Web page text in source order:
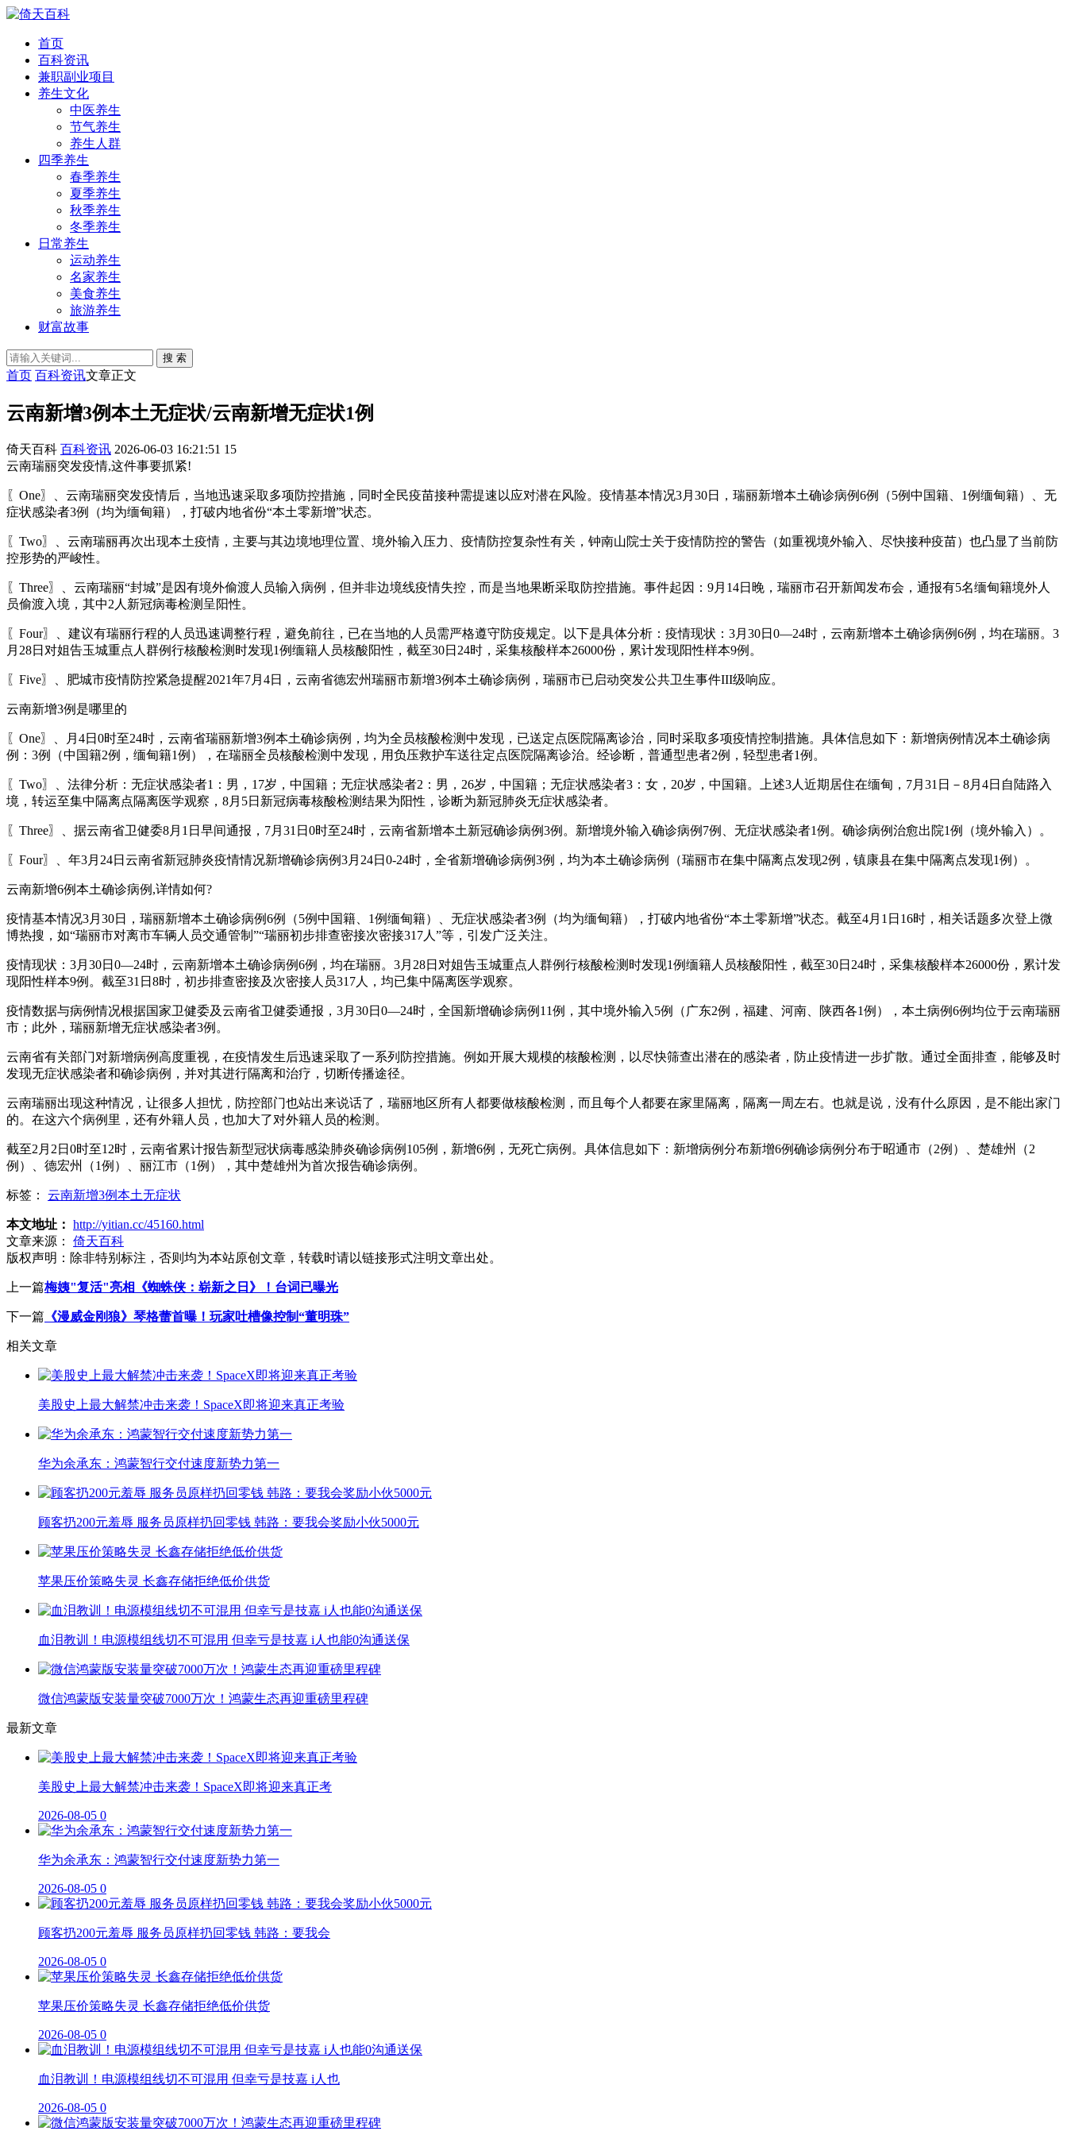
首页
百科资讯
兼职副业项目
养生文化
中医养生
节气养生
养生人群
四季养生
春季养生
夏季养生
秋季养生
冬季养生
日常养生
运动养生
名家养生
美食养生
旅游养生
财富故事
搜 索
首页 百科资讯文章正文
云南新增3例本土无症状/云南新增无症状1例
倚天百科 百科资讯 2026-06-03 16:21:51 15
云南瑞丽突发疫情,这件事要抓紧!
〖One〗、云南瑞丽突发疫情后，当地迅速采取多项防控措施，同时全民疫苗接种需提速以应对潜在风险。疫情基本情况3月30日，瑞丽新增本土确诊病例6例（5例中国籍、1例缅甸籍）、无
症状感染者3例（均为缅甸籍），打破内地省份“本土零新增”状态。
〖Two〗、云南瑞丽再次出现本土疫情，主要与其边境地理位置、境外输入压力、疫情防控复杂性有关，钟南山院士关于疫情防控的警告（如重视境外输入、尽快接种疫苗）也凸显了当前防
控形势的严峻性。
〖Three〗、云南瑞丽“封城”是因有境外偷渡人员输入病例，但并非边境线疫情失控，而是当地果断采取防控措施。事件起因：9月14日晚，瑞丽市召开新闻发布会，通报有5名缅甸籍境外人
员偷渡入境，其中2人新冠病毒检测呈阳性。
〖Four〗、建议有瑞丽行程的人员迅速调整行程，避免前往，已在当地的人员需严格遵守防疫规定。以下是具体分析：疫情现状：3月30日0—24时，云南新增本土确诊病例6例，均在瑞丽。3
月28日对姐告玉城重点人群例行核酸检测时发现1例缅籍人员核酸阳性，截至30日24时，采集核酸样本26000份，累计发现阳性样本9例。
〖Five〗、肥城市疫情防控紧急提醒2021年7月4日，云南省德宏州瑞丽市新增3例本土确诊病例，瑞丽市已启动突发公共卫生事件III级响应。
云南新增3例是哪里的
〖One〗、月4日0时至24时，云南省瑞丽新增3例本土确诊病例，均为全员核酸检测中发现，已送定点医院隔离诊治，同时采取多项疫情控制措施。具体信息如下：新增病例情况本土确诊病
例：3例（中国籍2例，缅甸籍1例），在瑞丽全员核酸检测中发现，用负压救护车送往定点医院隔离诊治。经诊断，普通型患者2例，轻型患者1例。
〖Two〗、法律分析：无症状感染者1：男，17岁，中国籍；无症状感染者2：男，26岁，中国籍；无症状感染者3：女，20岁，中国籍。上述3人近期居住在缅甸，7月31日－8月4日自陆路入
境，转运至集中隔离点隔离医学观察，8月5日新冠病毒核酸检测结果为阳性，诊断为新冠肺炎无症状感染者。
〖Three〗、据云南省卫健委8月1日早间通报，7月31日0时至24时，云南省新增本土新冠确诊病例3例。新增境外输入确诊病例7例、无症状感染者1例。确诊病例治愈出院1例（境外输入）。
〖Four〗、年3月24日云南省新冠肺炎疫情情况新增确诊病例3月24日0-24时，全省新增确诊病例3例，均为本土确诊病例（瑞丽市在集中隔离点发现2例，镇康县在集中隔离点发现1例）。
云南新增6例本土确诊病例,详情如何?
疫情基本情况3月30日，瑞丽新增本土确诊病例6例（5例中国籍、1例缅甸籍）、无症状感染者3例（均为缅甸籍），打破内地省份“本土零新增”状态。截至4月1日16时，相关话题多次登上微
博热搜，如“瑞丽市对离市车辆人员交通管制”“瑞丽初步排查密接次密接317人”等，引发广泛关注。
疫情现状：3月30日0—24时，云南新增本土确诊病例6例，均在瑞丽。3月28日对姐告玉城重点人群例行核酸检测时发现1例缅籍人员核酸阳性，截至30日24时，采集核酸样本26000份，累计发
现阳性样本9例。截至31日8时，初步排查密接及次密接人员317人，均已集中隔离医学观察。
疫情数据与病例情况根据国家卫健委及云南省卫健委通报，3月30日0—24时，全国新增确诊病例11例，其中境外输入5例（广东2例，福建、河南、陕西各1例），本土病例6例均位于云南瑞丽
市；此外，瑞丽新增无症状感染者3例。
云南省有关部门对新增病例高度重视，在疫情发生后迅速采取了一系列防控措施。例如开展大规模的核酸检测，以尽快筛查出潜在的感染者，防止疫情进一步扩散。通过全面排查，能够及时
发现无症状感染者和确诊病例，并对其进行隔离和治疗，切断传播途径。
云南瑞丽出现这种情况，让很多人担忧，防控部门也站出来说话了，瑞丽地区所有人都要做核酸检测，而且每个人都要在家里隔离，隔离一周左右。也就是说，没有什么原因，是不能出家门
的。在这六个病例里，还有外籍人员，也加大了对外籍人员的检测。
截至2月2日0时至12时，云南省累计报告新型冠状病毒感染肺炎确诊病例105例，新增6例，无死亡病例。具体信息如下：新增病例分布新增6例确诊病例分布于昭通市（2例）、楚雄州（2
例）、德宏州（1例）、丽江市（1例），其中楚雄州为首次报告确诊病例。
标签： 云南新增3例本土无症状
本文地址： http://yitian.cc/45160.html
文章来源：
倚天百科
版权声明： 除非特别标注，否则均为本站原创文章，转载时请以链接形式注明文章出处。
上一篇梅姨"复活"亮相《蜘蛛侠：崭新之日》！台词已曝光
下一篇 《漫威金刚狼》琴格蕾首曝！玩家吐槽像控制“董明珠”
相关文章
美股史上最大解禁冲击来袭！SpaceX即将迎来真正考验
华为余承东：鸿蒙智行交付速度新势力第一
顾客扔200元羞辱 服务员原样扔回零钱 韩路：要我会奖励小伙5000元
苹果压价策略失灵 长鑫存储拒绝低价供货
血泪教训！电源模组线切不可混用 但幸亏是技嘉 i人也能0沟通送保
微信鸿蒙版安装量突破7000万次！鸿蒙生态再迎重磅里程碑
最新文章
美股史上最大解禁冲击来袭！SpaceX即将迎来真正考
2026-08-05 0
华为余承东：鸿蒙智行交付速度新势力第一
2026-08-05 0
顾客扔200元羞辱 服务员原样扔回零钱 韩路：要我会
2026-08-05 0
苹果压价策略失灵 长鑫存储拒绝低价供货
2026-08-05 0
血泪教训！电源模组线切不可混用 但幸亏是技嘉 i人也
2026-08-05 0